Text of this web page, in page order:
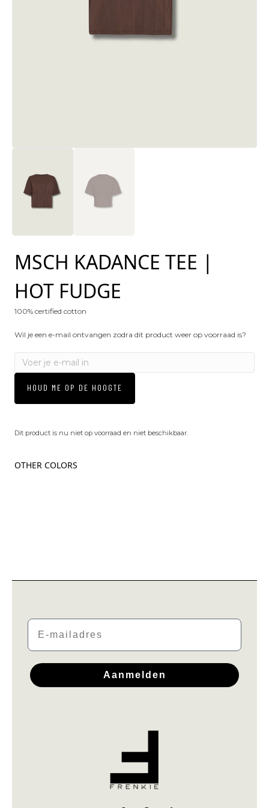
MSCH KADANCE TEE |
HOT FUDGE
100% certified cotton
Wil je een e-mail ontvangen zodra dit product weer op voorraad is?
HOUD ME OP DE HOOGTE
Dit product is nu niet op voorraad en niet beschikbaar.
OTHER COLORS
Email
Aanmelden